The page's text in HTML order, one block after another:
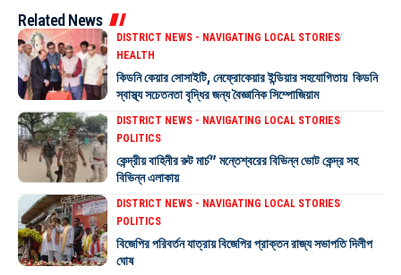
Related News
DISTRICT NEWS - NAVIGATING LOCAL STORIES
HEALTH
কিডনি কেয়ার সোসাইটি, নেফ্রোকেয়ার ইন্ডিয়ার সহযোগিতায় কিডনি
স্বাস্থ্য সচেতনতা বৃদ্ধির জন্য বৈজ্ঞানিক সিম্পোজিয়াম
DISTRICT NEWS - NAVIGATING LOCAL STORIES
POLITICS
কেন্দ্রীয় বাহিনীর রুট মার্চ” মন্তেশ্বরের বিভিন্ন ভোট কেন্দ্র সহ
বিভিন্ন এলাকায়
DISTRICT NEWS - NAVIGATING LOCAL STORIES
POLITICS
বিজেপির পরিবর্তন যাত্রায় বিজেপির প্রাক্তন রাজ্য সভাপতি দিলীপ
ঘোষ